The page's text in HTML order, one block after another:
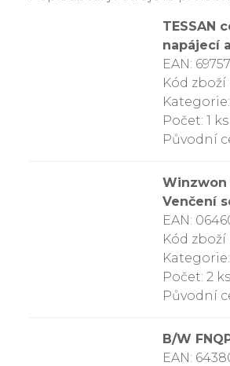
TESSAN
napájecí
EAN:
Kód zboží
Počet: 1 ks
Původní
Winzwon
Venčení
EAN:
Kód zboží
Počet: 2 ks
Původní
B/W
EAN: